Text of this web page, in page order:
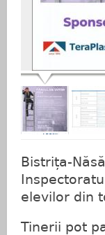
Bistrița-
elevilor din
Tinerii pot